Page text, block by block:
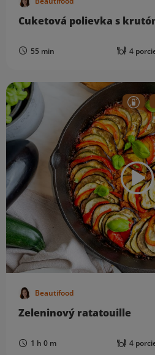
Cuketová polievka s
55 min 4
Beautifood
Zeleninový ratatouille
1 h 0 m 4